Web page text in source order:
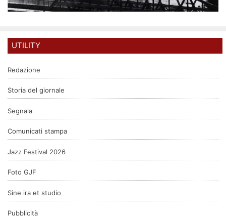
UTILITY
Redazione
Storia del giornale
Segnala
Comunicati stampa
Jazz Festival 2026
Foto GJF
Sine ira et studio
Pubblicità